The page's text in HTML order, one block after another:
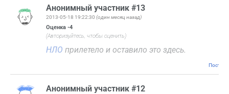
Анонимный участник #13
2013-05-18 19:22:30 (один месяц назад)
Оценка -4
(Авторизуйтесь, чтобы оценить)
НЛО прилетело и оставило это здесь.
Анонимный участник #12